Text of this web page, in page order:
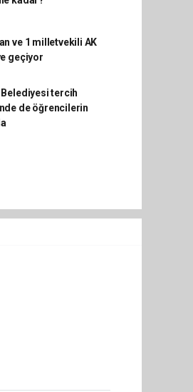
ve 1 milletvekili AK
geçiyor
tercih
de öğrencilerin